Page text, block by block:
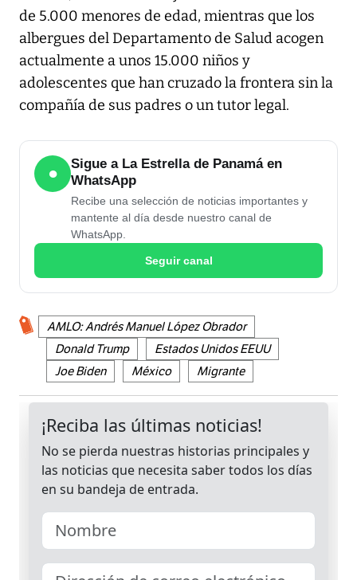
de 5.000 menores de edad, mientras que los
albergues del Departamento de Salud acogen
actualmente a unos 15.000 niños y
adolescentes que han cruzado la frontera sin la
compañía de sus padres o un tutor legal.
●
Sigue a La Estrella de Panamá en
WhatsApp
Recibe una selección de noticias importantes y
mantente al día desde nuestro canal de
WhatsApp.
Seguir canal
AMLO: Andrés Manuel López Obrador
Donald Trump
Estados Unidos EEUU
Joe Biden
México Migrante